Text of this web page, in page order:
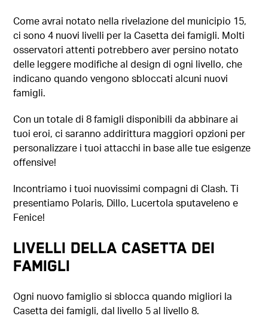
Come avrai notato nella rivelazione del municipio 15,
ci sono 4 nuovi livelli per la Casetta dei famigli. Molti
osservatori attenti potrebbero aver persino notato
delle leggere modifiche al design di ogni livello, che
indicano quando vengono sbloccati alcuni nuovi
famigli.
Con un totale di 8 famigli disponibili da abbinare ai
tuoi eroi, ci saranno addirittura maggiori opzioni per
personalizzare i tuoi attacchi in base alle tue esigenze
offensive!
Incontriamo i tuoi nuovissimi compagni di Clash. Ti
presentiamo Polaris, Dillo, Lucertola sputaveleno e
Fenice!
Livelli della Casetta dei
famigli
Ogni nuovo famiglio si sblocca quando migliori la
Casetta dei famigli, dal livello 5 al livello 8.